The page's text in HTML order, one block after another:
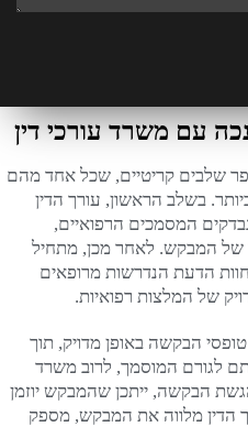
עם משרד עורכי דין
שלבים קריטיים, שכל אחד מהם
בשלב הראשון, עורך הדין
המסמכים הרפואיים,
של המבקש. לאחר מכן, מתחיל
הדעת הנדרשות מרופאים
של המלצות רפואיות.
הבקשה באופן מדויק, תוך
לגורם המוסמך, לרוב משרד
הבקשה, ייתכן שהמבקש יוזמן
הדין מלווה את המבקש, מספק